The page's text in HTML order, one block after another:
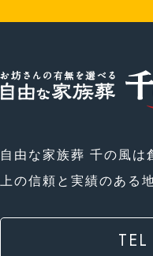
自由な家族葬 千の風
上の信頼と実績のある